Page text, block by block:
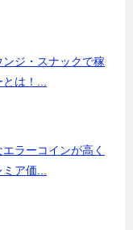
ンジ・スナックで稼
は！...
エラーコインが高く
ア価...